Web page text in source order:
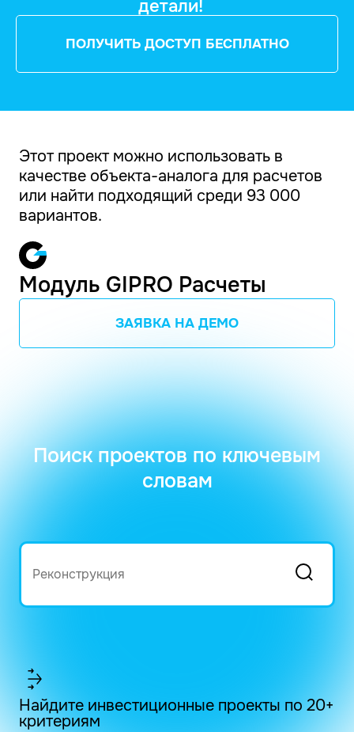
детали!
ПОЛУЧИТЬ ДОСТУП БЕСПЛАТНО
Этот проект можно использовать в
качестве объекта-аналога для расчетов
или найти подходящий среди 93 000
вариантов.
Модуль GIPRO Расчеты
ЗАЯВКА НА ДЕМО
Поиск проектов по ключевым
словам
Найдите инвестиционные проекты по 20+
критериям